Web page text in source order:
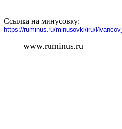
Ссылка на минусовку:
https://ruminus.ru/minusovki/iru/
www.ruminus.ru